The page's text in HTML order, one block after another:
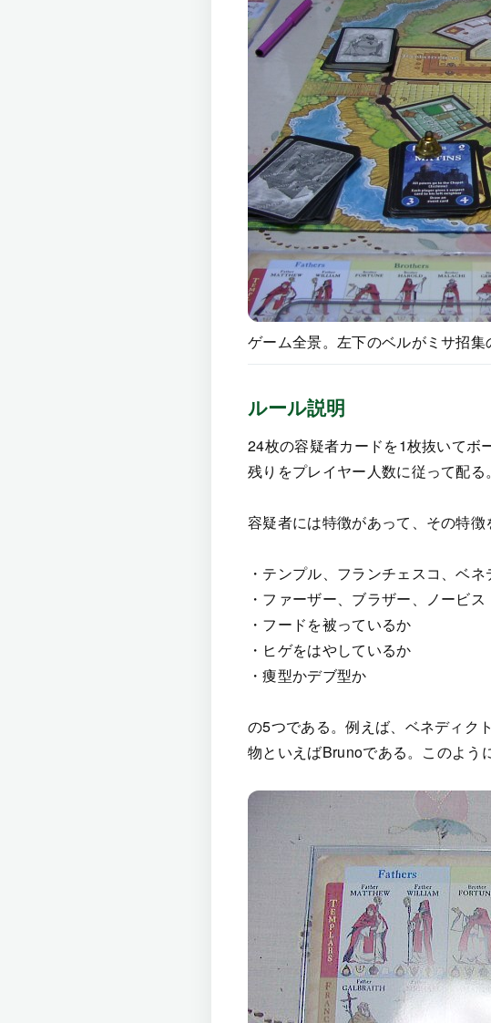
ゲーム全景。左下のベルがミサ招
ルール説明
24枚の容疑者カードを1枚抜いてボ
残りをプレイヤー人数に従って配る。
容疑者には特徴があって、その特徴
・テンプル、フランチェスコ、ベ
・ファーザー、ブラザー、ノービス
・フードを被っているか
・ヒゲをはやしているか
・痩型かデブ型か
の5つである。例えば、ベネディク
物といえばBrunoである。このよう